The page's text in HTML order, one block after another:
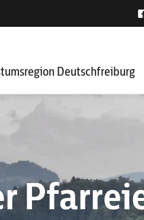
Deutschfreiburg